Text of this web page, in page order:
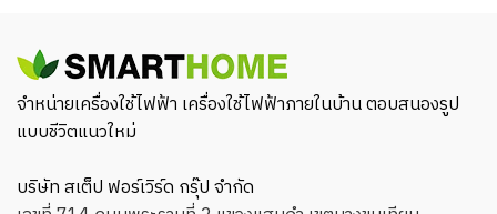
จำหน่ายเครื่องใช้ไฟฟ้า เครื่องใช้ไฟฟ้าภายในบ้าน ตอบสนองรูป
แบบชีวิตแนวใหม่
บริษัท สเต็ป ฟอร์เวิร์ด กรุ๊ป จำกัด